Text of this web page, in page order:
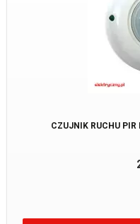
CZUJNIK RUCHU